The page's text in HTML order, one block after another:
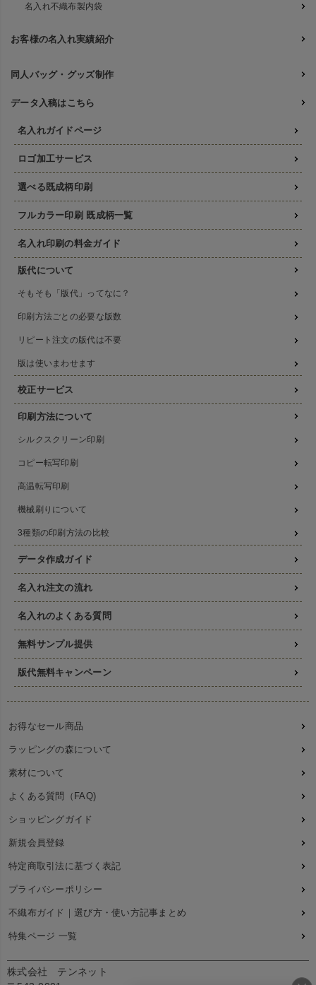
名入れ不織布製内袋
お客様の名入れ実績紹介
同人バッグ・グッズ制作
データ入稿はこちら
名入れガイドページ
ロゴ加工サービス
選べる既成柄印刷
フルカラー印刷 既成柄一覧
名入れ印刷の料金ガイド
版代について
そもそも「版代」ってなに？
印刷方法ごとの必要な版数
リピート注文の版代は不要
版は使いまわせます
校正サービス
印刷方法について
シルクスクリーン印刷
コピー転写印刷
高温転写印刷
機械刷りについて
3種類の印刷方法の比較
データ作成ガイド
名入れ注文の流れ
名入れのよくある質問
無料サンプル提供
版代無料キャンペーン
お得なセール商品
ラッピングの森について
素材について
よくある質問（FAQ)
ショッピングガイド
新規会員登録
特定商取引法に基づく表記
プライバシーポリシー
不織布ガイド｜選び方・使い方記事まとめ
特集ページ 一覧
株式会社 テンネット